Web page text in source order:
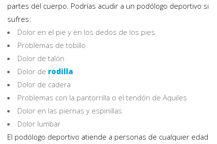
partes del cuerpo. Podrías acudir a un podólogo deportivo si
sufres:
Dolor en el pie y en los dedos de los pies
Problemas de tobillo
Dolor de talón
Dolor de rodilla
Dolor de cadera
Problemas con la pantorrilla o el tendón de Aquiles
Dolor en las piernas y espinillas
Dolor lumbar
El podólogo deportivo atiende a personas de cualquier edad